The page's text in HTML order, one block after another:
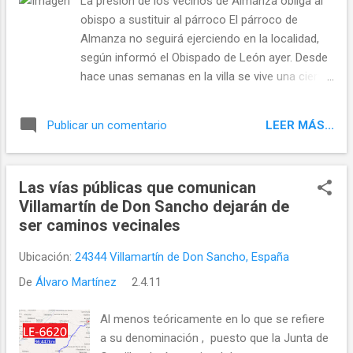
obispo a sustituir al párroco El párroco de
Almanza no seguirá ejerciendo en la localidad,
según informó el Obispado de León ayer. Desde
hace unas semanas en la villa se vive una cierta
la parroquia y especialmente en las procesiones
de Semana Santa. Por todo ello, los vecinos de
contra de su párroco, Carlos de Francisco. La
presión de los vecinos de Almanza obliga al
obispo a sustituir al párroco ( Diario de León -
Publicar un comentario LEER MÁS...
Las vías públicas que comunican
Villamartín de Don Sancho dejarán de
ser caminos vecinales
Ubicación: 24344 Villamartín de Don Sancho, España
De Álvaro Martínez 2.4.11
Al menos teóricamente en lo que se refiere
a su denominación , puesto que la Junta de